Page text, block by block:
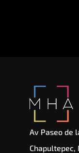
Av Paseo de
Chapultepec,